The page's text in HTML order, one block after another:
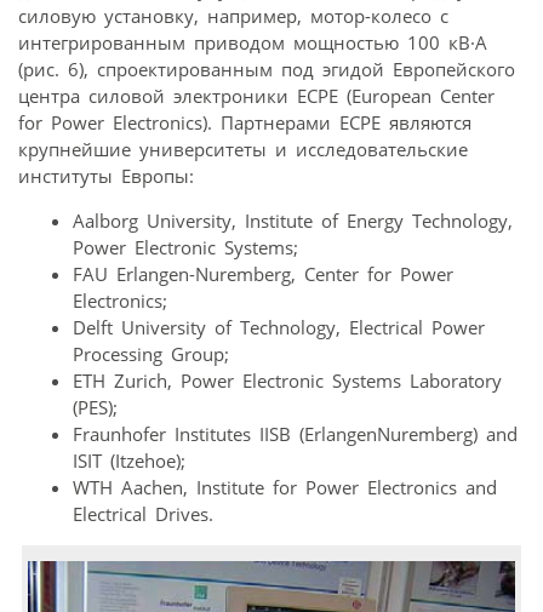
силовую установку, например, мотор-колесо с
интегрированным приводом мощностью 100 кВ·А
(рис. 6), спроектированным под эгидой Европейского
центра силовой электроники ЕСРЕ (European Center
for Power Electronics). Партнерами ЕСРЕ являются
крупнейшие университеты и исследовательские
институты Европы:
Aalborg University, Institute of Energy Technology,
Power Electronic Systems;
FAU Erlangen-Nuremberg, Center for Power
Electronics;
Delft University of Technology, Electrical Power
Processing Group;
ETH Zurich, Power Electronic Systems Laboratory
(PES);
Fraunhofer Institutes IISB (ErlangenNuremberg) and
ISIT (Itzehoe);
WTH Aachen, Institute for Power Electronics and
Electrical Drives.